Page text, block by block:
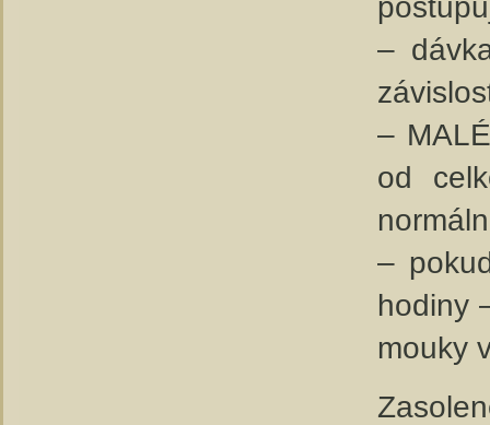
–
–
od
–
hodiny
mouky